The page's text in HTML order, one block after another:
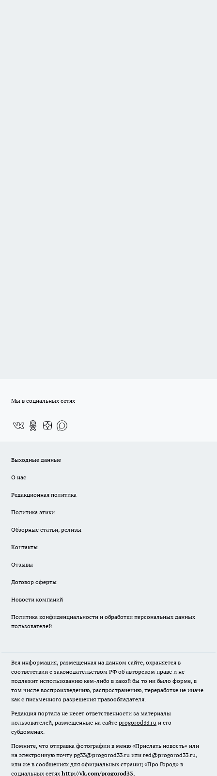
Мы в социальных сетях
Выходные данные
О нас
Редакционная политика
Политика этики
Обзорные статьи, релизы
Контакты
Отзывы
Договор оферты
Новости компаний
Политика конфиденциальности и обработки персональных данных
пользователей
Вся информация, размещенная на данном сайте, охраняется в
соответствии с законодательством РФ об авторском праве и не
подлежит использованию кем-либо в какой бы то ни было форме, в
том числе воспроизведению, распространению, переработке не иначе
как с письменного разрешения правообладателя.
Редакция портала не несет ответственности за материалы
пользователей, размещенные на сайте progorod33.ru и его
субдоменах.
Помните, что отправка фотографии в меню «Прислать новость» или
на электронную почту pg33@progorod33.ru или red@progorod33.ru,
или же в сообщениях для официальных страниц «Про Город» в
социальных сетях http://vk.com/progorod33,